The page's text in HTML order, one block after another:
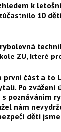
k
10
ZU, které
část a to
Po
poznáváním
nám
dětí